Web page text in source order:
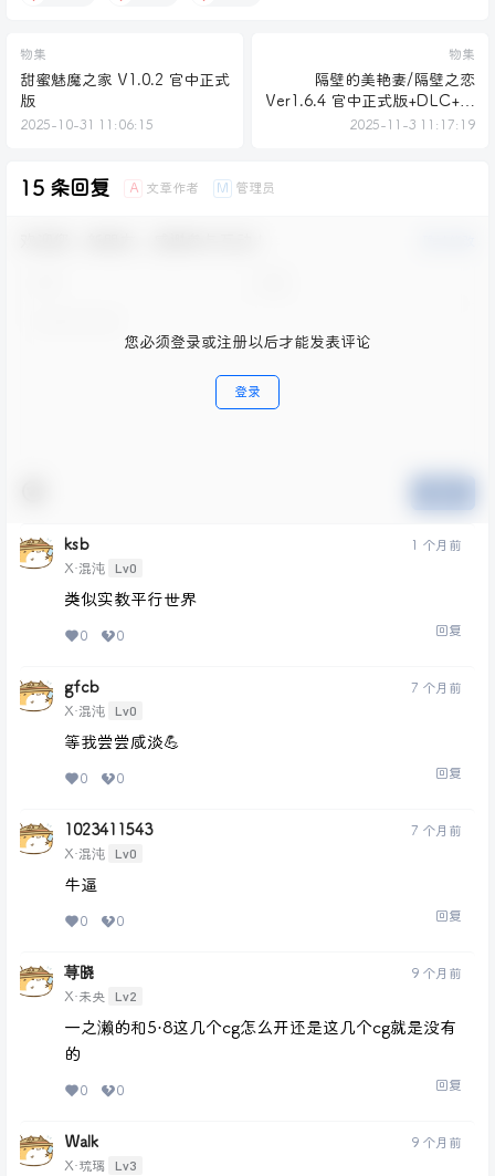
物集
甜蜜魅魔之家 V1.0.2 官中正式
版
2025-10-31 11:06:15
物集
隔壁的美艳妻/隔壁之恋
Ver1.6.4 官中正式版+DLC+存
档
2025-11-3 11:17:19
15 条回复 A 文章作者 M 管理员
您必须登录或注册以后才能发表评论
登录
ksb
X·混沌 Lv0
1 个月前
类似实教平行世界
0 0 回复
gfcb
X·混沌 Lv0
7 个月前
等我尝尝咸淡💪
0 0 回复
1023411543
X·混沌 Lv0
7 个月前
牛逼
0 0 回复
荨晓
X·未央 Lv2
9 个月前
一之濑的和5·8这几个cg怎么开还是这几个cg就是没有
的
0 0 回复
Walk
X·琉璃 Lv3
9 个月前